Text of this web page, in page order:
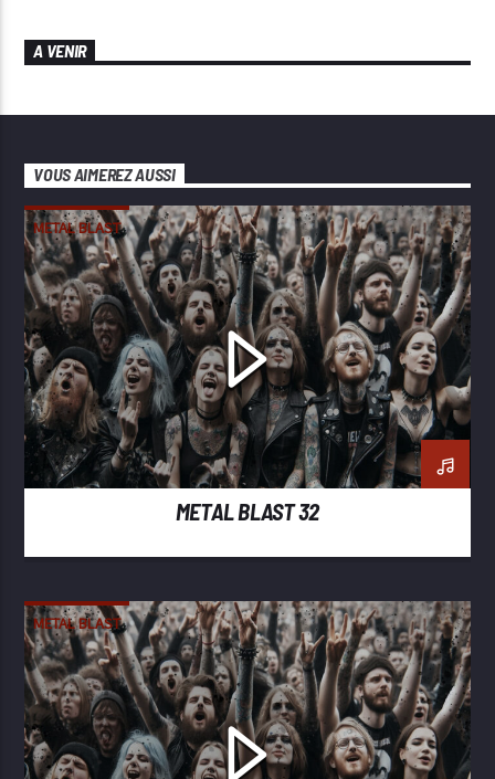
A VENIR
VOUS AIMEREZ AUSSI
METAL BLAST
METAL BLAST 32
METAL BLAST